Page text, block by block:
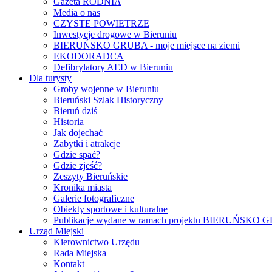
Media o nas
CZYSTE POWIETRZE
Inwestycje drogowe w Bieruniu
BIERUŃSKO GRUBA - moje miejsce na ziemi
EKODORADCA
Defibrylatory AED w Bieruniu
Dla turysty
Groby wojenne w Bieruniu
Bieruński Szlak Historyczny
Bieruń dziś
Historia
Jak dojechać
Zabytki i atrakcje
Gdzie spać?
Gdzie zjeść?
Zeszyty Bieruńskie
Kronika miasta
Galerie fotograficzne
Obiekty sportowe i kulturalne
Publikacje wydane w ramach projektu BIERUŃSKO
Urząd Miejski
Kierownictwo Urzędu
Rada Miejska
Kontakt